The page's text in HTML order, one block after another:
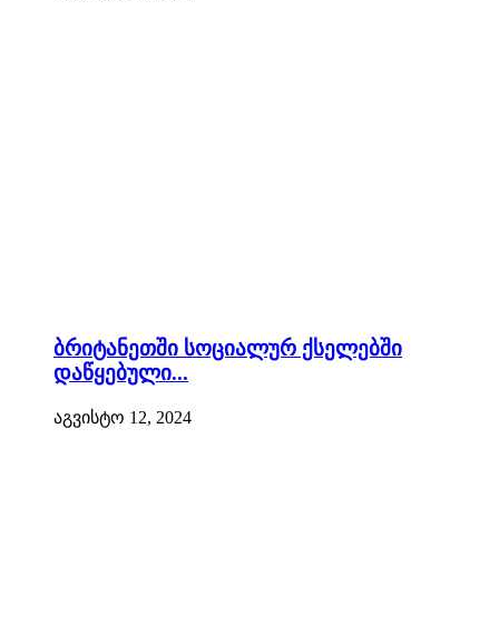
ბრიტანეთში სოციალურ ქსელებში
დაწყებული...
აგვისტო 12, 2024